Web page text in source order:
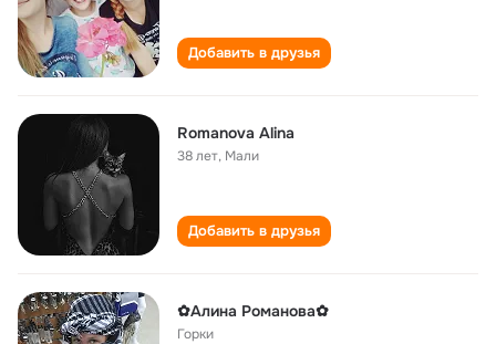
Добавить в друзья
Romanova Alina
38 лет, Мали
Добавить в друзья
✿Алина Романова✿
Горки